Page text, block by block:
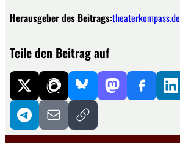
Herausgeber des Beitrags:theaterkompass.de
Teile den Beitrag auf